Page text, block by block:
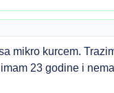
mikro kurcem.
23 godine i